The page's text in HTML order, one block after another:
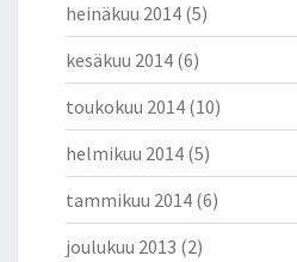
heinäkuu 2014 (5)
kesäkuu 2014 (6)
toukokuu 2014 (10)
helmikuu 2014 (5)
tammikuu 2014 (6)
joulukuu 2013 (2)